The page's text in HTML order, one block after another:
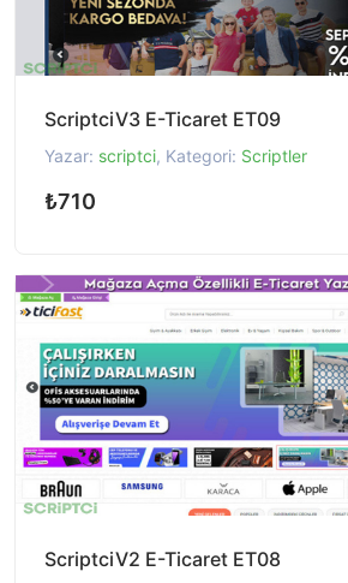
ScriptciV3 E-Ticaret ET09
Yazar: scriptci, Kategori: Scriptler
₺710
ScriptciV2 E-Ticaret ET08